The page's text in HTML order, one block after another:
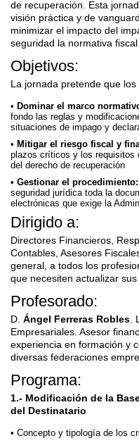
de recuperación. Esta
visión práctica y de
minimizar el impacto del
seguridad la normativa fiscal
Objetivos:
La jornada pretende que
Dominar el marco
fondo las reglas y
situaciones de impago y
Mitigar el riesgo fiscal y
plazos críticos y los requisitos
del derecho de recuperación
Gestionar el procedimiento:
seguridad jurídica toda la
electrónicas que exige la
Dirigido a:
Directores Financieros,
Contables, Asesores
general, a todos los
que necesiten actualizar
Profesorado:
D. Ángel Ferreras Robles
Empresariales. Asesor
experiencia en formación y
diversas federaciones
Programa:
1.- Modificación de la
del Destinatario
Concepto y tipología de los